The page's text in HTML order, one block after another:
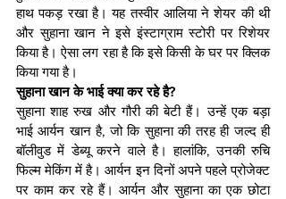
हाथ पकड़ रखा है। यह तस्वीर आलिया ने शेयर की थी
और सुहाना खान ने इसे इंस्टाग्राम स्टोरी पर रिशेयर
किया है। ऐसा लग रहा है कि इसे किसी के घर पर क्लिक
किया गया है।
सुहाना खान के भाई क्या कर रहे है?
सुहाना शाह रुख और गौरी की बेटी हैं। उन्हें एक बड़ा
भाई आर्यन खान है, जो कि सुहाना की तरह ही जल्द ही
बॉलीवुड में डेब्यू करने वाले है। हालांकि, उनकी रुचि
फिल्म मेकिंग में है। आर्यन इन दिनों अपने पहले प्रोजेक्ट
पर काम कर रहे हैं। आर्यन और सुहाना का एक छोटा